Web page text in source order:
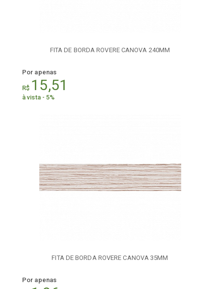
FITA DE BORDA ROVERE CANOVA 240MM
Por apenas
R$ 15,51
à vista - 5%
FITA DE BORDA ROVERE CANOVA 35MM
Por apenas